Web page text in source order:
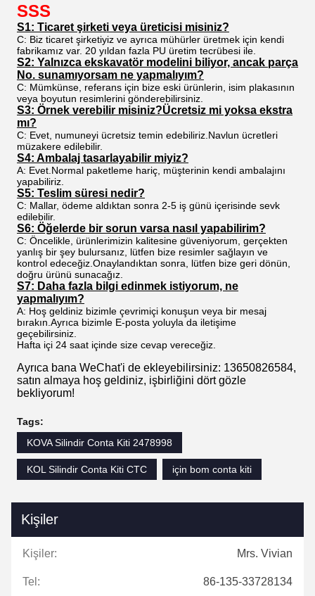
SSS
S1: Ticaret şirketi veya üreticisi misiniz?
C: Biz ticaret şirketiyiz ve ayrıca mühürler üretmek için kendi
fabrikamız var. 20 yıldan fazla PU üretim tecrübesi ile.
S2: Yalnızca ekskavatör modelini biliyor, ancak parça
No. sunamıyorsam ne yapmalıyım?
C: Mümkünse, referans için bize eski ürünlerin, isim plakasının
veya boyutun resimlerini gönderebilirsiniz.
S3: Örnek verebilir misiniz?Ücretsiz mi yoksa ekstra
mı?
C: Evet, numuneyi ücretsiz temin edebiliriz.Navlun ücretleri
müzakere edilebilir.
S4: Ambalaj tasarlayabilir miyiz?
A: Evet.Normal paketleme hariç, müşterinin kendi ambalajını
yapabiliriz.
S5: Teslim süresi nedir?
C: Mallar, ödeme aldıktan sonra 2-5 iş günü içerisinde sevk
edilebilir.
S6: Öğelerde bir sorun varsa nasıl yapabilirim?
C: Öncelikle, ürünlerimizin kalitesine güveniyorum, gerçekten
yanlış bir şey bulursanız, lütfen bize resimler sağlayın ve
kontrol edeceğiz.Onaylandıktan sonra, lütfen bize geri dönün,
doğru ürünü sunacağız.
S7: Daha fazla bilgi edinmek istiyorum, ne
yapmalıyım?
A: Hoş geldiniz bizimle çevrimiçi konuşun veya bir mesaj
bırakın.Ayrıca bizimle E-posta yoluyla da iletişime
geçebilirsiniz.
Hafta içi 24 saat içinde size cevap vereceğiz.
Ayrıca bana WeChat'i de ekleyebilirsiniz: 13650826584,
satın almaya hoş geldiniz, işbirliğini dört gözle
bekliyorum!
Tags:
KOVA Silindir Conta Kiti 2478998
KOL Silindir Conta Kiti CTC için bom conta kiti
Kişiler
Kişiler: Mrs. Vivian
Tel: 86-135-33728134